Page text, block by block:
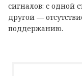
сигналов: с одной
другой —
поддержанию.